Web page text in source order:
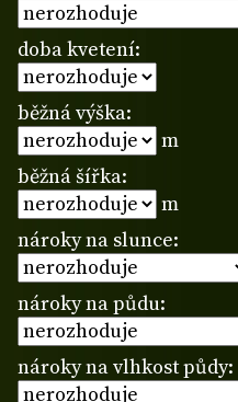
doba kvetení:
běžná výška:
m
běžná šířka:
m
nároky na slunce:
nároky na půdu:
nároky na vlhkost půdy: